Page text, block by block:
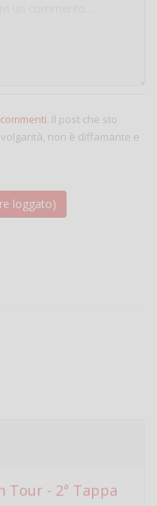
. Il post che sto
non è diffamante e
Tour - 2ª Tappa